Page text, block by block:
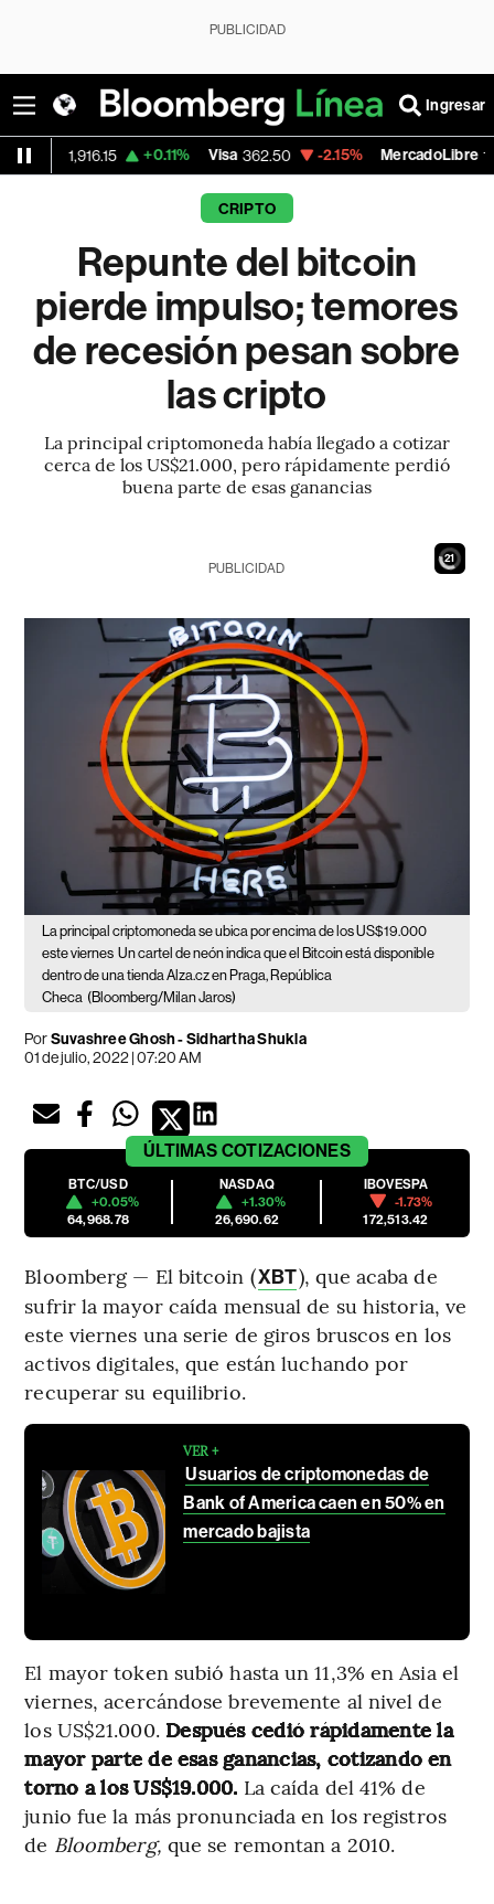
PUBLICIDAD
Ingresar
+0.11% Visa 362.50 -2.15% MercadoLibre 1,821.795 -
CRIPTO
Repunte del bitcoin
pierde impulso; temores
de recesión pesan sobre
las cripto
La principal criptomoneda había llegado a cotizar
cerca de los US$21.000, pero rápidamente perdió
buena parte de esas ganancias
19
PUBLICIDAD
La principal criptomoneda se ubica por encima de los US$19.000
este viernes Un cartel de neón indica que el Bitcoin está disponible
dentro de una tienda Alza.cz en Praga, República
Checa (Bloomberg/Milan Jaros)
PorSuvashree Ghosh - Sidhartha Shukla
01 de julio, 2022 | 07:20 AM
ÚLTIMAS COTIZACIONES
BTC/USD
+0.05%
64,968.78
NASDAQ
+1.30%
26,690.62
IBOVESPA
-1.73%
172,513.42
Bloomberg — El bitcoin (XBT), que acaba de
sufrir la mayor caída mensual de su historia, ve
este viernes una serie de giros bruscos en los
activos digitales, que están luchando por
recuperar su equilibrio.
VER +
Usuarios de criptomonedas de
Bank of America caen en 50% en
mercado bajista
El mayor token subió hasta un 11,3% en Asia el
viernes, acercándose brevemente al nivel de
los US$21.000.Después cedió rápidamente la
mayor parte de esas ganancias, cotizando en
torno a los US$19.000. La caída del 41% de
junio fue la más pronunciada en los registros
de Bloomberg, que se remontan a 2010.